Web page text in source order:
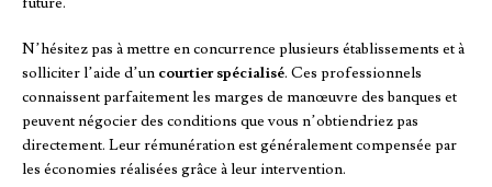
N’hésitez pas à mettre en concurrence plusieurs établissements et à
solliciter l’aide d’un courtier spécialisé. Ces professionnels
connaissent parfaitement les marges de manœuvre des banques et
peuvent négocier des conditions que vous n’obtiendriez pas
directement. Leur rémunération est généralement compensée par
les économies réalisées grâce à leur intervention.